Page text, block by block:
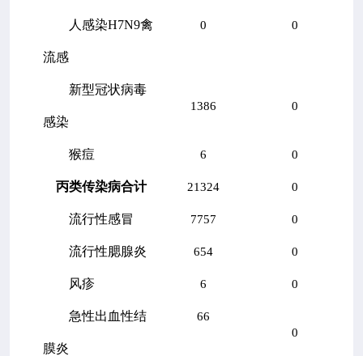
人感染H7N9禽
流感
0 0
新型冠状病毒
感染
1386 0
猴痘 6 0
丙类传染病合计 21324 0
流行性感冒 7757 0
流行性腮腺炎 654 0
风疹 6 0
急性出血性结
膜炎
66
0